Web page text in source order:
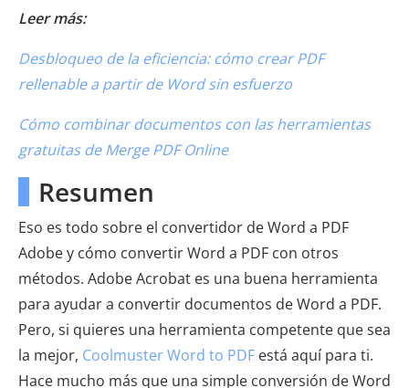
Leer más:
Desbloqueo de la eficiencia: cómo crear PDF
rellenable a partir de Word sin esfuerzo
Cómo combinar documentos con las herramientas
gratuitas de Merge PDF Online
Resumen
Eso es todo sobre el convertidor de Word a PDF
Adobe y cómo convertir Word a PDF con otros
métodos. Adobe Acrobat es una buena herramienta
para ayudar a convertir documentos de Word a PDF.
Pero, si quieres una herramienta competente que sea
la mejor, Coolmuster Word to PDF está aquí para ti.
Hace mucho más que una simple conversión de Word